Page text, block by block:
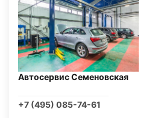
Автосервис Семеновская
+7 (495) 085-74-61